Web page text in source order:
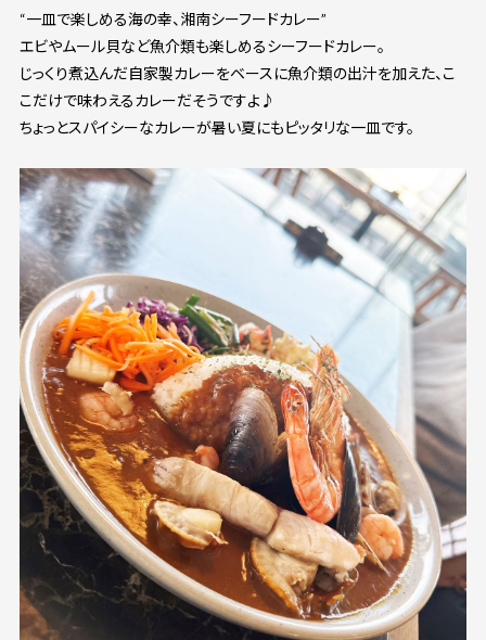
“一皿で楽しめる海の幸、湘南シーフードカレー”
エビやムール貝など魚介類も楽しめるシーフードカレー。
じっくり煮込んだ自家製カレーをベースに魚介類の出汁を加えた、こ
こだけで味わえるカレーだそうですよ♪
ちょっとスパイシーなカレーが暑い夏にもピッタリな一皿です。